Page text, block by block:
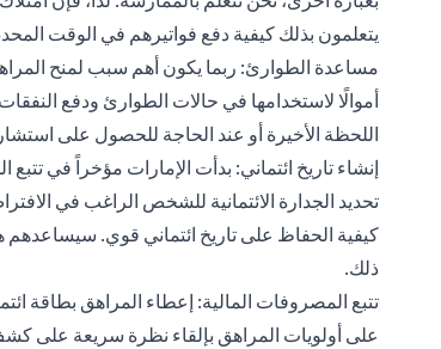
يتعلمون بذلك كيفية دفع فواتيرهم في الوقت
مساعدة الطوارئ: ربما يكون أهم سبب لمنح
أموالًا لاستخدامها في حالات الطوارئ ودفع
اللحظة الأخيرة أو عند الحاجة للحصول على
إنشاء تاريخ ائتماني: بدأت الإمارات مؤخراً في
تحديد الجدارة الائتمانية للشخص الراغب في
كيفية الحفاظ على تاريخ ائتماني قوي.
ذلك.
تتبع المصروفات المالية: إعطاء المراهق بطاقة
على أولويات المراهق بإلقاء نظرة سريعة على